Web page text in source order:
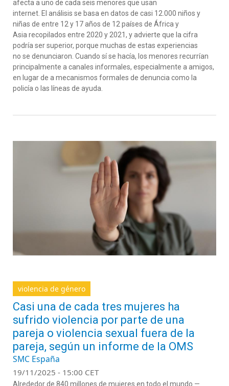
afecta a uno de cada seis menores que usan
internet. El análisis se basa en datos de casi 12.000 niños y
niñas de entre 12 y 17 años de 12 países de África y
Asia recopilados entre 2020 y 2021, y advierte que la cifra
podría ser superior, porque muchas de estas experiencias
no se denunciaron. Cuando sí se hacía, los menores recurrían
principalmente a canales informales, especialmente a amigos,
en lugar de a mecanismos formales de denuncia como la
policía o las líneas de ayuda.
violencia de género
Casi una de cada tres mujeres ha
sufrido violencia por parte de una
pareja o violencia sexual fuera de la
pareja, según un informe de la OMS
SMC España
19/11/2025 - 15:00 CET
Alrededor de 840 millones de mujeres en todo el mundo —